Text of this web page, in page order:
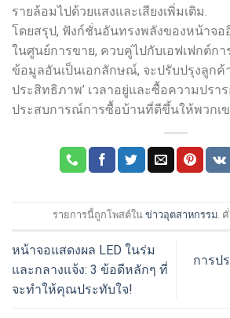
รายล้อมไปด้วยแสงและเสียงเพิ่มเติม.
โดยสรุป, ฟังก์ชั่นอันทรงพลังของหน้าจอ
ในศูนย์การขาย, ควบคู่ไปกับเอฟเฟกต์ก
ข้อมูลอันเป็นเอกลักษณ์, จะปรับปรุงลูกค้
ประสิทธิภาพ’ เวลาอยู่และซื้อความปรา
ประสบการณ์การซื้อบ้านที่ดีขึ้นให้พวกเข
รายการนี้ถูกโพสต์ใน ข่าวอุตสาหกรรม.
หน้าจอแสดงผล LED ในร่ม
และกลางแจ้ง: 3 ข้อดีหลักๆ ที่
จะทำให้คุณประทับใจ!
การป